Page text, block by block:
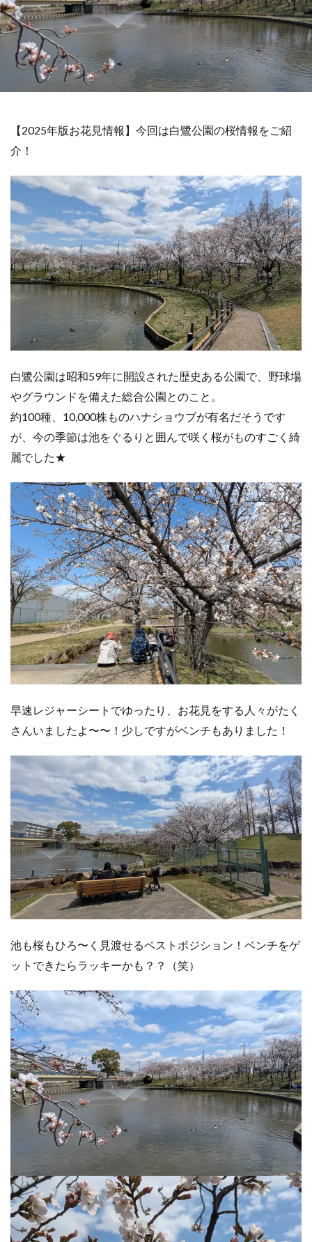
【2025年版お花見情報】今回は白鷺公園の桜情報をご紹
介！
白鷺公園は昭和59年に開設された歴史ある公園で、野球場
やグラウンドを備えた総合公園とのこと。
約100種、10,000株ものハナショウブが有名だそうです
が、今の季節は池をぐるりと囲んで咲く桜がものすごく綺
麗でした★
早速レジャーシートでゆったり、お花見をする人々がたく
さんいましたよ〜〜！少しですがベンチもありました！
池も桜もひろ〜く見渡せるベストポジション！ベンチをゲ
ットできたらラッキーかも？？（笑）